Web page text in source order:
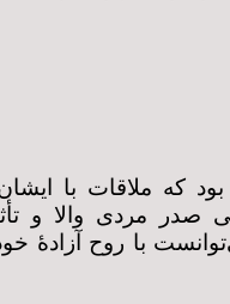
که ملاقات با ایشان
مردی والا و
با روح آزادۀ